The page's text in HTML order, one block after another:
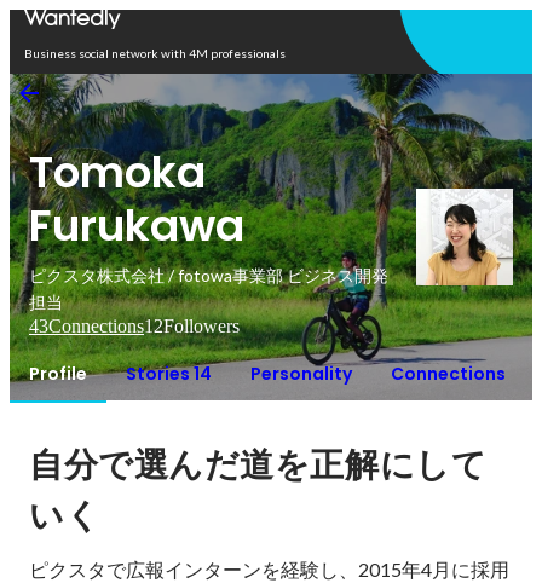
Business social network with 4M professionals
Tomoka
Furukawa
ピクスタ株式会社 / fotowa事業部 ビジネス開発
担当
43Connections12Followers
Profile Stories 14 Personality Connections
自分で選んだ道を正解にして
いく
ピクスタで広報インターンを経験し、2015年4月に採用